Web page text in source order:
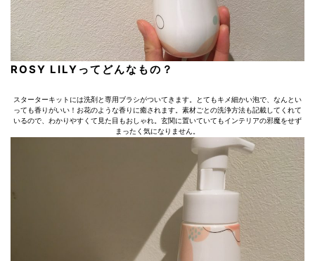
ROSY LILYってどんなもの？
スターターキットには洗剤と専用ブラシがついてきます。とてもキメ細かい泡で、なんとい
っても香りがいい！お花のような香りに癒されます。素材ごとの洗浄方法も記載してくれて
いるので、わかりやすくて見た目もおしゃれ。玄関に置いていてもインテリアの邪魔をせず
まったく気になりません。